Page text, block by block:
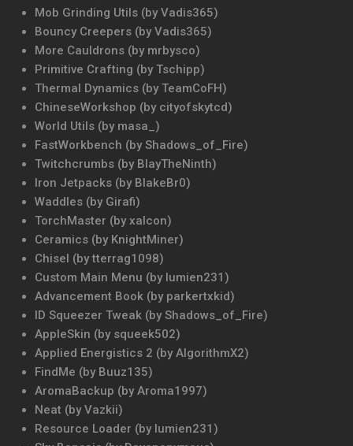
Mob Grinding Utils (by Vadis365)
Bouncy Creepers (by Vadis365)
More Cauldrons (by mrbysco)
Primitive Crafting (by Tschipp)
Thermal Dynamics (by TeamCoFH)
ChineseWorkshop (by cityofskytcd)
World Utils (by masa_)
FastWorkbench (by Shadows_of_Fire)
Twitchcrumbs (by BlayTheNinth)
Iron Jetpacks (by BlakeBr0)
Waddles (by Girafi)
TorchMaster (by xalcon)
Ceramics (by KnightMiner)
Chisel (by tterrag1098)
Custom Main Menu (by lumien231)
Advancement Book (by parkertxkid)
ID Squeezer Tweak (by Shadows_of_Fire)
AppleSkin (by squeek502)
Applied Energistics 2 (by AlgorithmX2)
FindMe (by Buuz135)
AromaBackup (by Aroma1997)
Neat (by Vazkii)
Resource Loader (by lumien231)